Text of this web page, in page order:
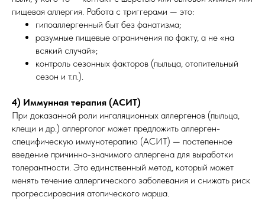
пищевая аллергия. Работа с триггерами — это:
гипоаллергенный быт без фанатизма;
разумные пищевые ограничения по факту, а не «на
всякий случай»;
контроль сезонных факторов (пыльца, отопительный
сезон и т.п.).
4) Иммунная терапия (АСИТ)
При доказанной роли ингаляционных аллергенов (пыльца,
клещи и др.) аллерголог может предложить аллерген-
специфическую иммунотерапию (АСИТ) — постепенное
введение причинно-значимого аллергена для выработки
толерантности. Это единственный метод, который может
менять течение аллергического заболевания и снижать риск
прогрессирования атопического марша.